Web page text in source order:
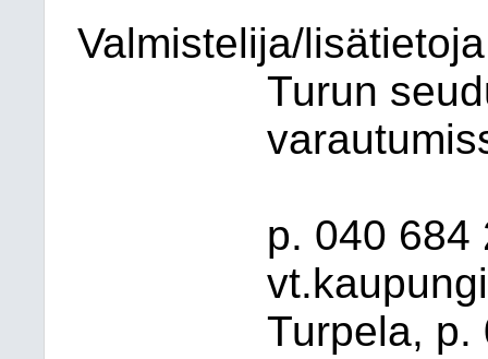
Valmistelija/
Turun
p. 040 684
Turpela, p.